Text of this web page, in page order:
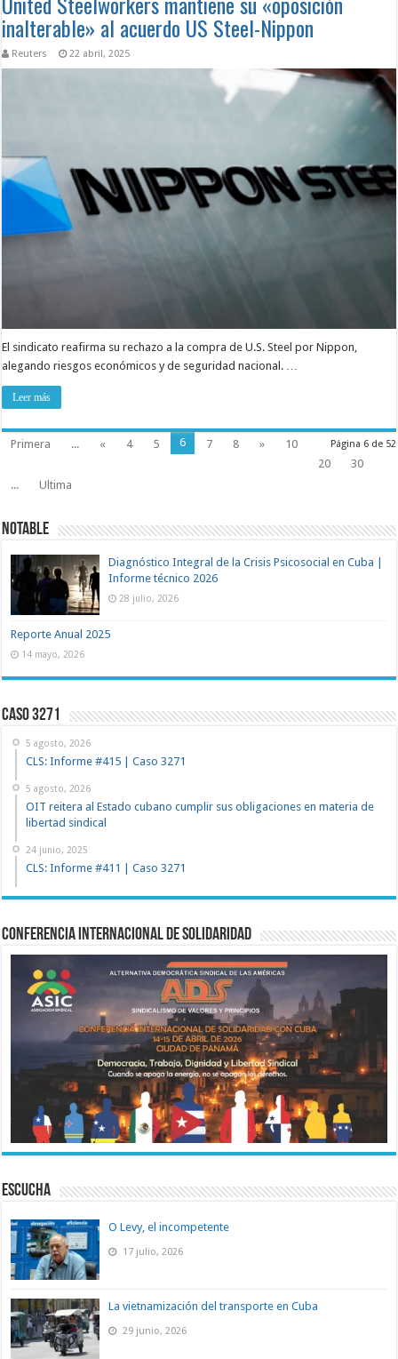
inalterable» al acuerdo US Steel-Nippon
Reuters 22 abril, 2025
El sindicato reafirma su rechazo a la compra de U.S. Steel por Nippon,
alegando riesgos económicos y de seguridad nacional. …
Leer más
Página 6 de 52
Primera ... « 4 5 6 7 8 »
10
20
30
...
Ultima
NOTABLE
Diagnóstico Integral de la Crisis Psicosocial en Cuba |
Informe técnico 2026
28 julio, 2026
Reporte Anual 2025
14 mayo, 2026
Caso 3271
5 agosto, 2026
CLS: Informe #415 | Caso 3271
5 agosto, 2026
OIT reitera al Estado cubano cumplir sus obligaciones en materia de
libertad sindical
24 junio, 2025
CLS: Informe #411 | Caso 3271
Conferencia Internacional de Solidaridad
ESCUCHA
O Levy, el incompetente
17 julio, 2026
La vietnamización del transporte en Cuba
29 junio, 2026